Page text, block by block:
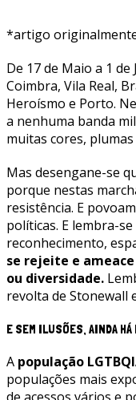
*artigo
De 17 de Maio a 1
Coimbra, Vila Real,
Heroísmo e Porto.
a nenhuma banda
muitas cores,
Mas desengane-se
porque nestas
resistência. E
políticas. E lembra-
reconhecimento,
se rejeite e
ou diversidade.
revolta de Stonewall
E SEM ILUSÕES, AINDA
A população
populações mais